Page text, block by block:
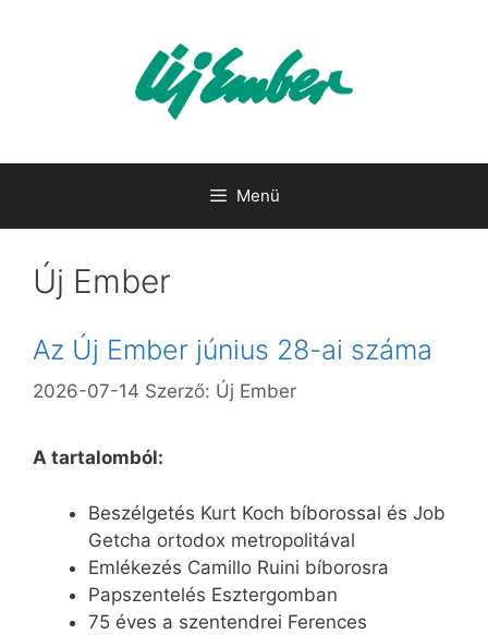
Menü
Új Ember
Az Új Ember június 28-ai száma
2026-07-14 Szerző: Új Ember
A tartalomból:
Beszélgetés Kurt Koch bíborossal és Job
Getcha ortodox metropolitával
Emlékezés Camillo Ruini bíborosra
Papszentelés Esztergomban
75 éves a szentendrei Ferences